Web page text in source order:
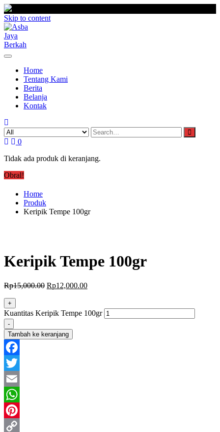
Skip to content
Home
Tentang Kami
Berita
Belanja
Kontak
0
Tidak ada produk di keranjang.
Obral!
Home
Produk
Keripik Tempe 100gr
Keripik Tempe 100gr
Rp15,000.00 Rp12,000.00
+
Kuantitas Keripik Tempe 100gr
-
Tambah ke keranjang
Facebook
Twitter
Email
WhatsApp
Pinterest